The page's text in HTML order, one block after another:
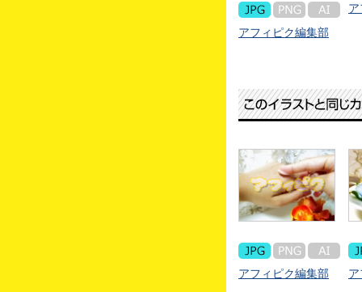
アフィピク編集部
アフィピク編集部